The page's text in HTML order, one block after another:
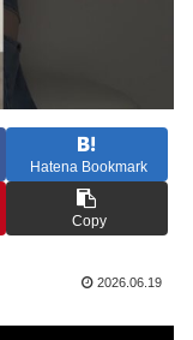
Hatena Bookmark
Copy
2026.06.19